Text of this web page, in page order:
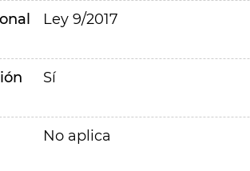
Ley 9/2017
Sí
No aplica